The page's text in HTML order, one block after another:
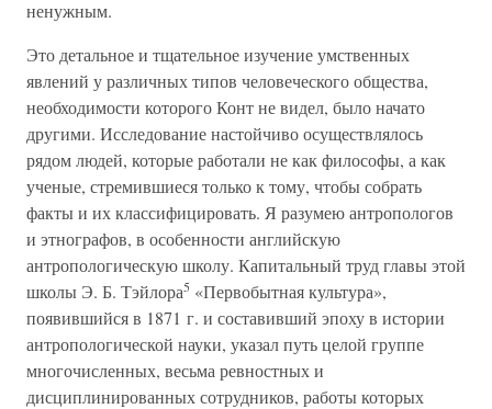
ненужным.
Это детальное и тщательное изучение умственных
явлений у различных типов человеческого общества,
необходимости которого Конт не видел, было начато
другими. Исследование настойчиво осуществлялось
рядом людей, которые работали не как философы, а как
ученые, стремившиеся только к тому, чтобы собрать
факты и их классифицировать. Я разумею антропологов
и этнографов, в особенности английскую
антропологическую школу. Капитальный труд главы этой
школы Э. Б. Тэйлора5 «Первобытная культура»,
появившийся в 1871 г. и составивший эпоху в истории
антропологической науки, указал путь целой группе
многочисленных, весьма ревностных и
дисциплинированных сотрудников, работы которых